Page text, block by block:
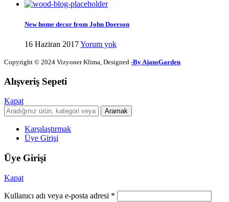
New home decor from John Doerson
16 Haziran 2017Yorum yok
Copyright © 2024 Vizyoner Klima, Designed -By AjansGarden
Alışveriş Sepeti
Kapat
Aramak
Karşılaştırmak
Üye Girişi
Üye Girişi
Kapat
Kullanıcı adı veya e-posta adresi *